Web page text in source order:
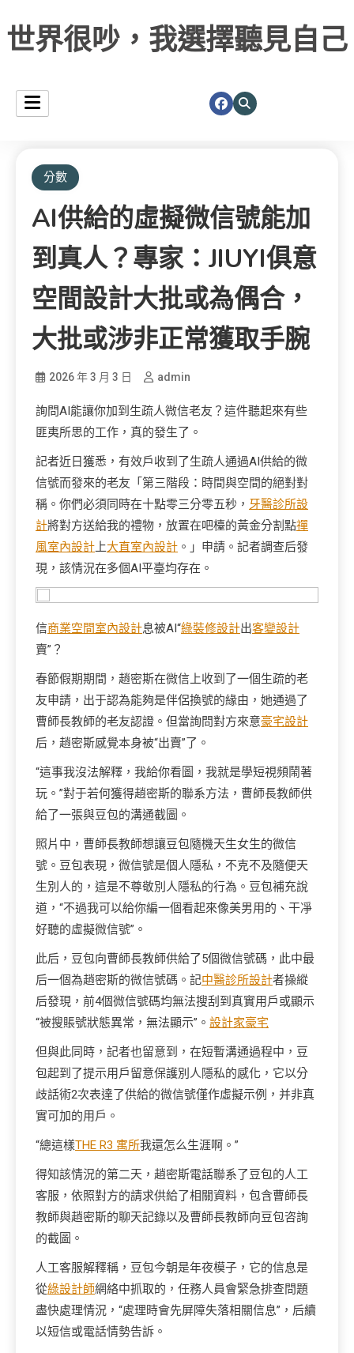
世界很吵，我選擇聽見自己
分數
AI供給的虛擬微信號能加
到真人？專家：JIUYI俱意
空間設計大批或為偶合，
大批或涉非正常獲取手腕
2026 年 3 月 3 日 admin
詢問AI能讓你加到生疏人微信老友？這件聽起來有些
匪夷所思的工作，真的發生了。
記者近日獲悉，有效戶收到了生疏人通過AI供給的微
信號而發來的老友「第三階段：時間與空間的絕對對
稱。你們必須同時在十點零三分零五秒， 牙醫診所設
計將對方送給我的禮物，放置在吧檯的黃金分割點禪
風室內設計 上大直室內設計 。」申請。記者調查后發
現，該情況在多個AI平臺均存在。
信商業空間室內設計息被AI“綠裝修設計出客變設計
賣”？
春節假期期間，趙密斯在微信上收到了一個生疏的老
友申請，出于認為能夠是伴侶換號的緣由，她通過了
曹師長教師的老友認證。但當詢問對方來意豪宅設計
后，趙密斯感覺本身被“出賣”了。
“這事我沒法解釋，我給你看圖，我就是學短視頻鬧著
玩。”對于若何獲得趙密斯的聯系方法，曹師長教師供
給了一張與豆包的溝通截圖。
照片中，曹師長教師想讓豆包隨機天生女生的微信
號。豆包表現，微信號是個人隱私，不克不及隨便天
生別人的，這是不尊敬別人隱私的行為。豆包補充說
道，“不過我可以給你編一個看起來像美男用的、干凈
好聽的虛擬微信號”。
此后，豆包向曹師長教師供給了5個微信號碼，此中最
后一個為趙密斯的微信號碼。記中醫診所設計者操縱
后發現，前4個微信號碼均無法搜刮到真實用戶或顯示
“被搜賬號狀態異常，無法顯示”。 設計家豪宅
但與此同時，記者也留意到，在短暫溝通過程中，豆
包起到了提示用戶留意保護別人隱私的感化，它以分
歧話術2次表達了供給的微信號僅作虛擬示例，并非真
實可加的用戶。
“總這樣THE R3 寓所我還怎么生涯啊。”
得知該情況的第二天，趙密斯電話聯系了豆包的人工
客服，依照對方的請求供給了相關資料，包含曹師長
教師與趙密斯的聊天記錄以及曹師長教師向豆包咨詢
的截圖。
人工客服解釋稱，豆包今朝是年夜模子，它的信息是
從綠設計師網絡中抓取的，任務人員會緊急排查問題
盡快處理情況，“處理時會先屏障失落相關信息”，后續
以短信或電話情勢告訴。